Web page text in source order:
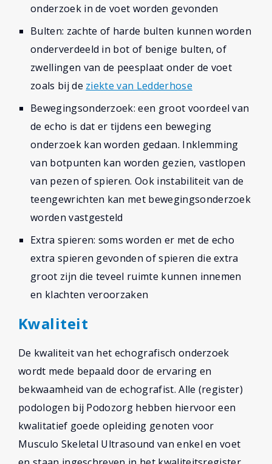
onderzoek in de voet worden gevonden
Bulten: zachte of harde bulten kunnen worden
onderverdeeld in bot of benige bulten, of
zwellingen van de peesplaat onder de voet
zoals bij de ziekte van Ledderhose
Bewegingsonderzoek: een groot voordeel van
de echo is dat er tijdens een beweging
onderzoek kan worden gedaan. Inklemming
van botpunten kan worden gezien, vastlopen
van pezen of spieren. Ook instabiliteit van de
teengewrichten kan met bewegingsonderzoek
worden vastgesteld
Extra spieren: soms worden er met de echo
extra spieren gevonden of spieren die extra
groot zijn die teveel ruimte kunnen innemen
en klachten veroorzaken
Kwaliteit
De kwaliteit van het echografisch onderzoek
wordt mede bepaald door de ervaring en
bekwaamheid van de echografist. Alle (register)
podologen bij Podozorg hebben hiervoor een
kwalitatief goede opleiding genoten voor
Musculo Skeletal Ultrasound van enkel en voet